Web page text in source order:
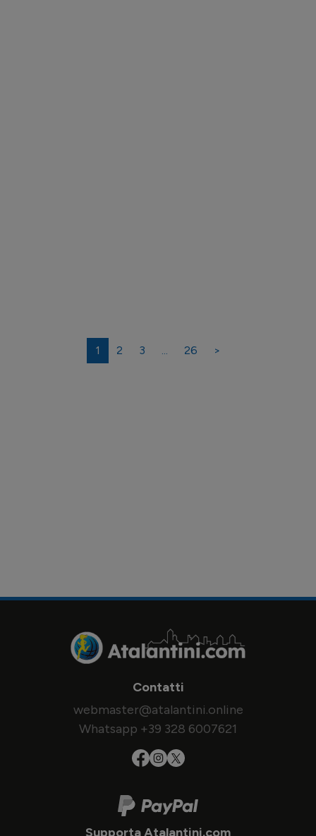
1 2 3 ... 26 >
Contatti
webmaster@atalantini.online
Whatsapp +39 328 6007621
Supporta Atalantini.com